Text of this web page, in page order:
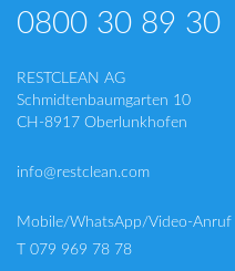
0800 30 89 30
RESTCLEAN AG
Schmidtenbaumgarten 10
CH-8917 Oberlunkhofen
info@restclean.com
Mobile/WhatsApp/Video-Anruf
T 079 969 78 78